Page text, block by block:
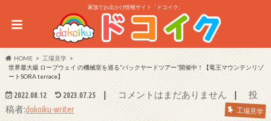
家族でお出かけ情報サイト「ドコイク」
HOME
工場見学
世界最大級 ロープウェイ の機械室を巡る’’バックヤードツアー’’開催中！【竜王マウンテンリゾ
ートSORA terrace】
2022.08.12 2023.07.25 | コメントはまだありません |投
稿者:dokoiku-writer 工場見学